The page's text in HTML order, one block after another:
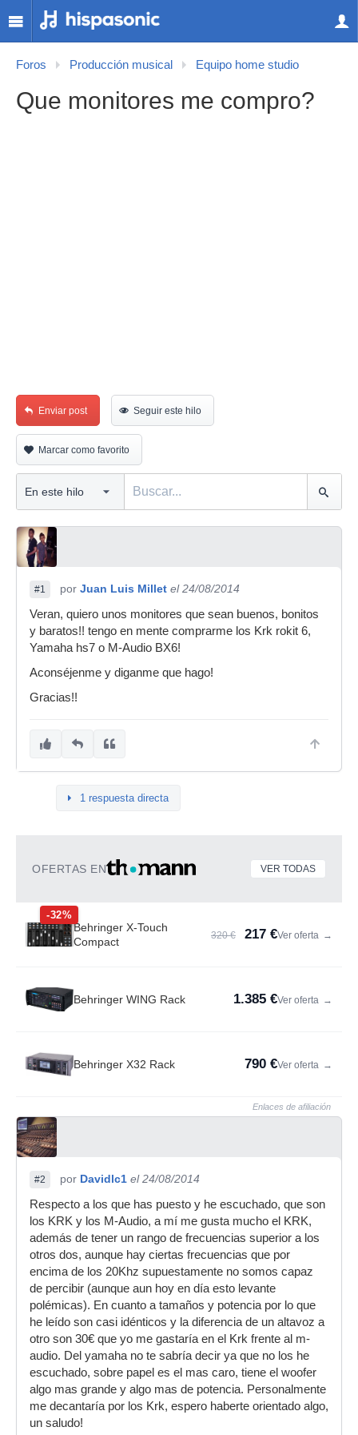
Foros Producción musical Equipo home studio
Que monitores me compro?
Enviar post Seguir este hilo
Marcar como favorito
#1 por Juan Luis Millet el 24/08/2014
Veran, quiero unos monitores que sean buenos, bonitos
y baratos!! tengo en mente comprarme los Krk rokit 6,
Yamaha hs7 o M-Audio BX6!
Aconséjenme y diganme que hago!
Gracias!!
1 respuesta directa
OFERTAS EN VER TODAS
-32%
Behringer X-Touch
Compact
320 € 217 €Ver oferta →
Behringer WING Rack 1.385 €Ver oferta →
Behringer X32 Rack 790 €Ver oferta →
Enlaces de afiliación
#2 por Davidlc1 el 24/08/2014
Respecto a los que has puesto y he escuchado, que son
los KRK y los M-Audio, a mí me gusta mucho el KRK,
además de tener un rango de frecuencias superior a los
otros dos, aunque hay ciertas frecuencias que por
encima de los 20Khz supuestamente no somos capaz
de percibir (aunque aun hoy en día esto levante
polémicas). En cuanto a tamaños y potencia por lo que
he leído son casi idénticos y la diferencia de un altavoz a
otro son 30€ que yo me gastaría en el Krk frente al m-
audio. Del yamaha no te sabría decir ya que no los he
escuchado, sobre papel es el mas caro, tiene el woofer
algo mas grande y algo mas de potencia. Personalmente
me decantaría por los Krk, espero haberte orientado algo,
un saludo!